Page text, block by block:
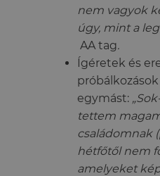
nem vagyok
úgy, mint a
AA tag.
Ígéretek és
egymást:
tettem
családomnak
hétfőtől nem
amelyeket